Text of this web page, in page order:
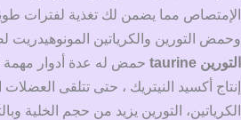
الإمتصاص مما يضمن لك تغذية لفترات
وحمض التورين والكرياتين
التورين taurine
حمض له عدة أدوار مهمة
إنتاج أكسيد النيتريك ، حتى تتلقى
الكرياتين، التورين يزيد من حجم الخلية